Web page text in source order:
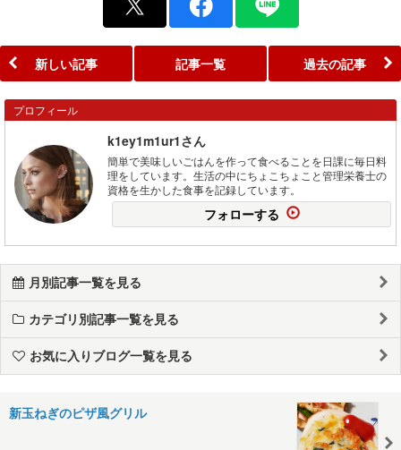
新しい記事 記事一覧 過去の記事
プロフィール
k1ey1m1ur1さん
簡単で美味しいごはんを作って食べることを日課に毎日料
理をしています。生活の中にちょこちょこと管理栄養士の
資格を生かした食事を記録しています。
フォローする
月別記事一覧を見る
カテゴリ別記事一覧を見る
お気に入りブログ一覧を見る
新玉ねぎのピザ風グリル